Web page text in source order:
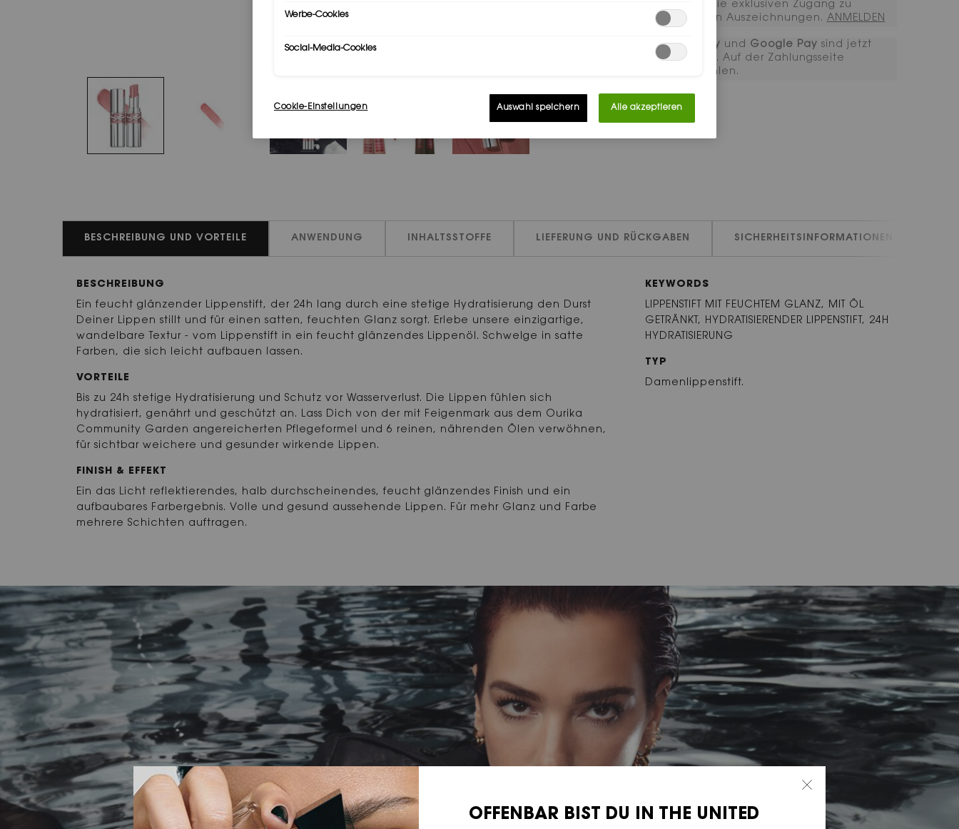
Erhalten Sie exklusiven Zugang zu
ikonischen Auszeichnungen.​ ​ ANMELDEN​​​​
Apple Pay und Google Pay sind jetzt
verfügbar. Auf der Zahlungsseite
auszuwählen.
BESCHREIBUNG UND VORTEILE ANWENDUNG INHALTSSTOFFE LIEFERUNG UND RÜCKGABEN SICHERHEITSINFORMATIONEN
BESCHREIBUNG
Ein feucht glänzender Lippenstift, der 24h lang durch eine stetige Hydratisierung den Durst
Deiner Lippen stillt und für einen satten, feuchten Glanz sorgt. Erlebe unsere einzigartige,
wandelbare Textur - vom Lippenstift in ein feucht glänzendes Lippenöl. Schwelge in satte
Farben, die sich leicht aufbauen lassen.
VORTEILE
Bis zu 24h stetige Hydratisierung und Schutz vor Wasserverlust. Die Lippen fühlen sich
hydratisiert, genährt und geschützt an. Lass Dich von der mit Feigenmark aus dem Ourika
Community Garden angereicherten Pflegeformel und 6 reinen, nährenden Ölen verwöhnen,
für sichtbar weichere und gesunder wirkende Lippen.
FINISH & EFFEKT
Ein das Licht reflektierendes, halb durchscheinendes, feucht glänzendes Finish und ein
aufbaubares Farbergebnis. Volle und gesund aussehende Lippen. Für mehr Glanz und Farbe
mehrere Schichten auftragen.
KEYWORDS
LIPPENSTIFT MIT FEUCHTEM GLANZ, MIT ÖL
GETRÄNKT, HYDRATISIERENDER LIPPENSTIFT, 24H
HYDRATISIERUNG
TYP
Damenlippenstift.
Werbe-Cookies
Social-Media-Cookies
Cookie-Einstellungen Auswahl speichern Alle akzeptieren
OFFENBAR BIST DU IN THE UNITED